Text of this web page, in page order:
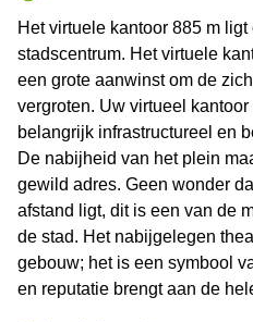
Het virtuele kantoor 885 m
stadscentrum. Het virtuele
een grote aanwinst om de
vergroten. Uw virtueel
belangrijk infrastructureel en
De nabijheid van het plein
gewild adres. Geen wonder
afstand ligt, dit is een van de
de stad. Het nabijgelegen
gebouw; het is een symbool
en reputatie brengt aan de